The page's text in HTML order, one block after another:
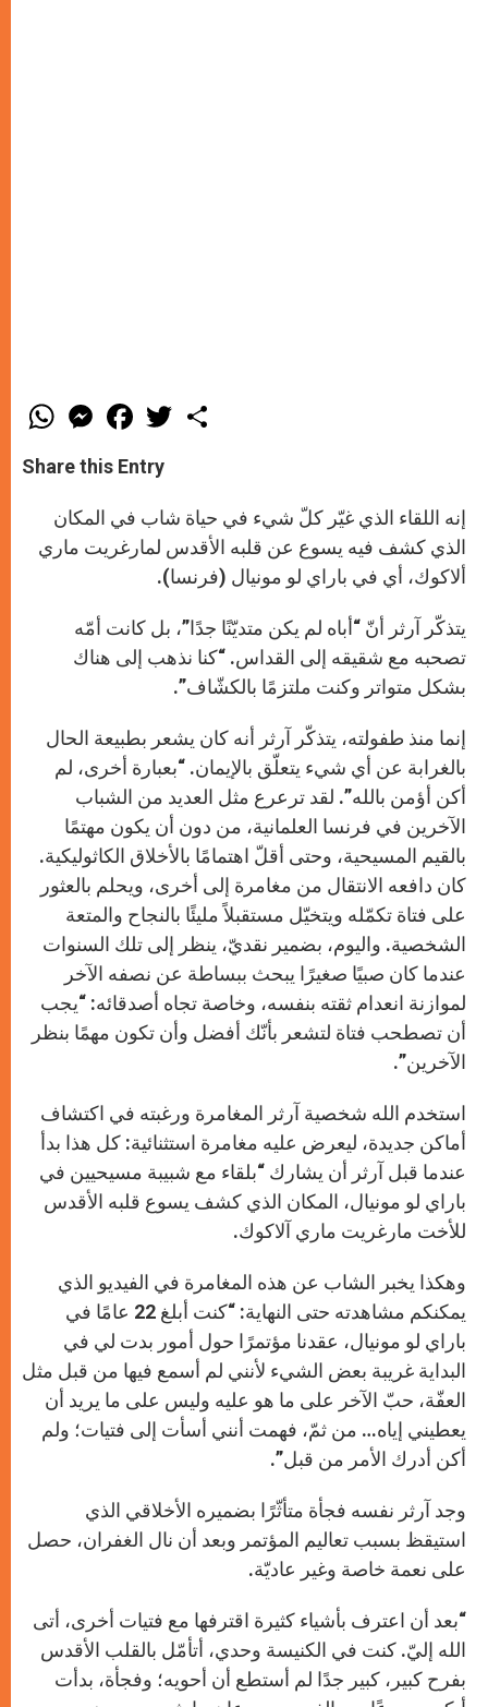
W
h
t
s
p
p
M
e
s
e
g
e
r
F
a
e
b
k
w
r
Share this Entry
إنه اللقاء الذي غيّر كلّ شيء في حياة شاب في المكان
الذي كشف فيه يسوع عن قلبه الأقدس لمارغريت ماري
ألاكوك، أي في باراي لو مونيال (فرنسا).
يتذكّر آرثر أنّ “أباه لم يكن متديّنًا جدًا”، بل كانت أمّه
تصحبه مع شقيقه إلى القداس. “كنا نذهب إلى هناك
بشكل متواتر وكنت ملتزمًا بالكشّاف”.
إنما منذ طفولته، يتذكّر آرثر أنه كان يشعر بطبيعة الحال
بالغرابة عن أي شيء يتعلّق بالإيمان. “بعبارة أخرى، لم
أكن أؤمن بالله”. لقد ترعرع مثل العديد من الشباب
الآخرين في فرنسا العلمانية، من دون أن يكون مهتمًا
بالقيم المسيحية، وحتى أقلّ اهتمامًا بالأخلاق الكاثوليكية.
كان دافعه الانتقال من مغامرة إلى أخرى، ويحلم بالعثور
على فتاة تكمّله ويتخيّل مستقبلاً مليئًا بالنجاح والمتعة
الشخصية. واليوم، بضمير نقديّ، ينظر إلى تلك السنوات
عندما كان صبيًا صغيرًا يبحث ببساطة عن نصفه الآخر
لموازنة انعدام ثقته بنفسه، وخاصة تجاه أصدقائه: “يجب
أن تصطحب فتاة لتشعر بأنّك أفضل وأن تكون مهمًا بنظر
الآخرين”.
استخدم الله شخصية آرثر المغامرة ورغبته في اكتشاف
أماكن جديدة، ليعرض عليه مغامرة استثنائية: كل هذا بدأ
عندما قبل آرثر أن يشارك “بلقاء مع شبيبة مسيحيين في
باراي لو مونيال، المكان الذي كشف يسوع قلبه الأقدس
للأخت مارغريت ماري آلاكوك.
وهكذا يخبر الشاب عن هذه المغامرة في الفيديو الذي
يمكنكم مشاهدته حتى النهاية: “كنت أبلغ 22 عامًا في
باراي لو مونيال، عقدنا مؤتمرًا حول أمور بدت لي في
البداية غريبة بعض الشيء لأنني لم أسمع فيها من قبل مثل
العفّة، حبّ الآخر على ما هو عليه وليس على ما يريد أن
يعطيني إياه… من ثمّ، فهمت أنني أسأت إلى فتيات؛ ولم
أكن أدرك الأمر من قبل”.
وجد آرثر نفسه فجأة متأثّرًا بضميره الأخلاقي الذي
استيقظ بسبب تعاليم المؤتمر وبعد أن نال الغفران، حصل
على نعمة خاصة وغير عاديّة.
“بعد أن اعترف بأشياء كثيرة اقترفها مع فتيات أخرى، أتى
الله إليّ. كنت في الكنيسة وحدي، أتأمّل بالقلب الأقدس
بفرح كبير، كبير جدًا لم أستطع أن أحويه؛ وفجأة، بدأت